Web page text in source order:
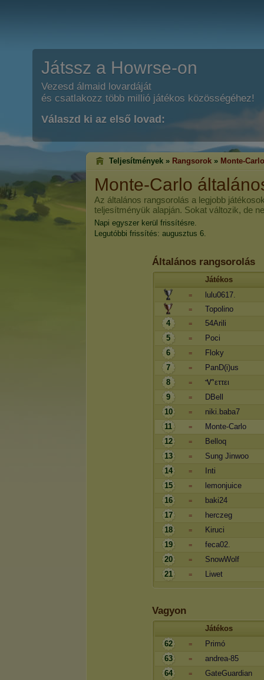
Játssz a Howrse-on
Vezesd álmaid lovardáját
és csatlakozz több millió játékos közösségéhez!
Válaszd ki az első lovad:
Teljesítmények » Rangsorok » Monte-Carlo
Monte-Carlo
Az általános rangsorolás a legjobb
teljesítményük alapján. Sokat változik, de
Napi egyszer kerül frissítésre.
Legutóbbi frissítés: augusztus 6.
Általános rangsorolás
Játékos
= lulu0617.
=
Topolino
4
=
54Arili
5
=
Poci
6
=
Floky
7
=
PanD(i)us
8
=
Ꮙεττει
9
=
DBell
10
=
niki.baba7
11
=
Monte-Carlo
12
=
Belloq
13
=
Sung Jinwoo
14
=
Inti
15
=
lemonjuice
16
=
baki24
17
=
herczeg
18
=
Kiruci
19
=
feca02.
20
=
SnowWolf
21
= Liwet
Vagyon
Játékos
62
=
Primó
63
=
andrea-85
64
=
GateGuardian